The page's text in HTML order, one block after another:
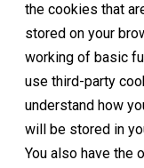
the cookies that
stored on your
working of basic
use third-party
understand how
will be stored in
You also have the